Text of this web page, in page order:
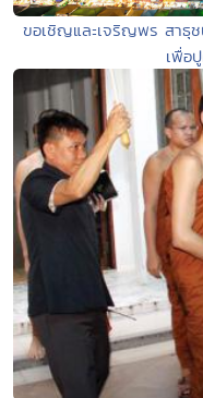
ขอเชิญและเจริญพร สาธุ
เพื่อ